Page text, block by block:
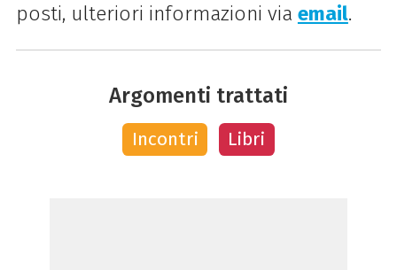
posti, ulteriori informazioni via email.
Argomenti trattati
Incontri Libri